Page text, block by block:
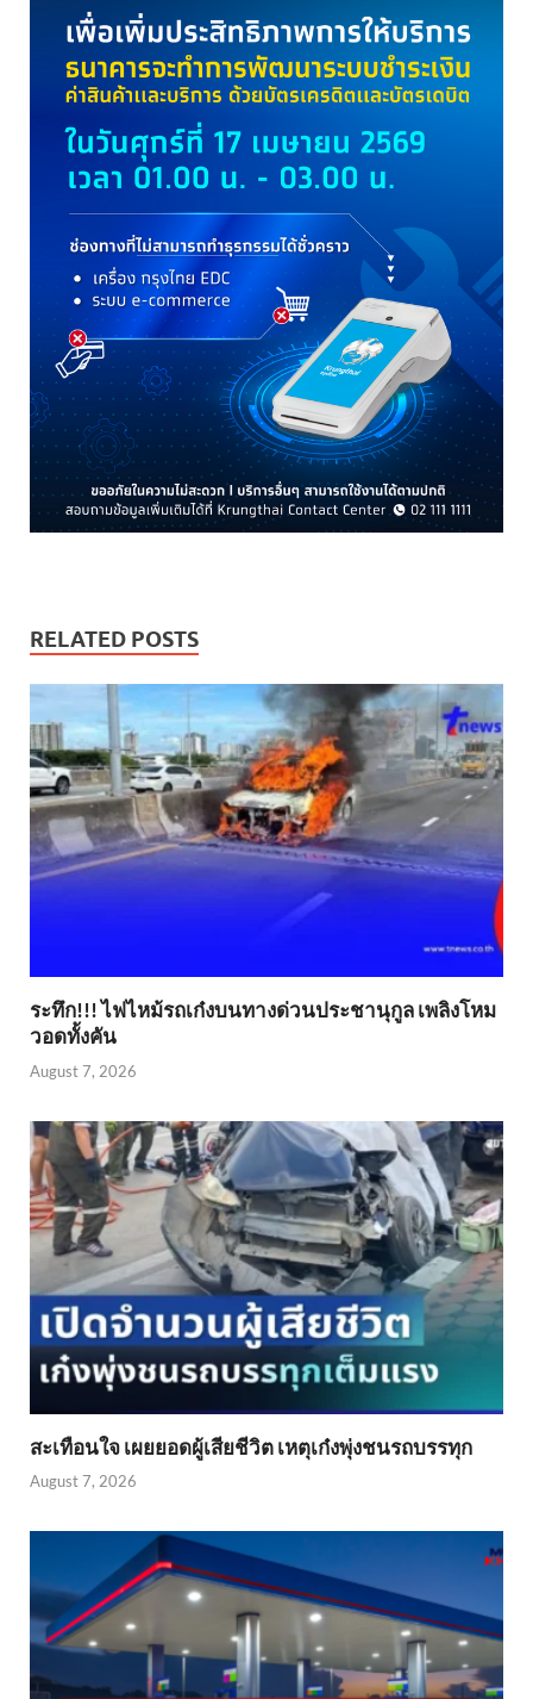
RELATED POSTS
ระทึก!!! ไฟไหม้รถเก๋งบนทางด่วนประชานุกูล เพลิงโหม
วอดทั้งคัน
August 7, 2026
สะเทือนใจ เผยยอดผู้เสียชีวิต เหตุเก๋งพุ่งชนรถบรรทุก
August 7, 2026